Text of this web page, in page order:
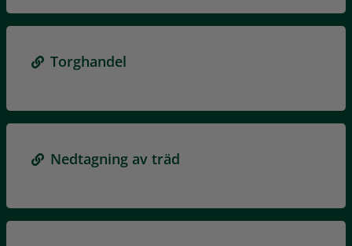
Torghandel
Nedtagning av träd